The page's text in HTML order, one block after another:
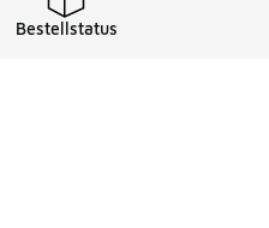
Bestellstatus